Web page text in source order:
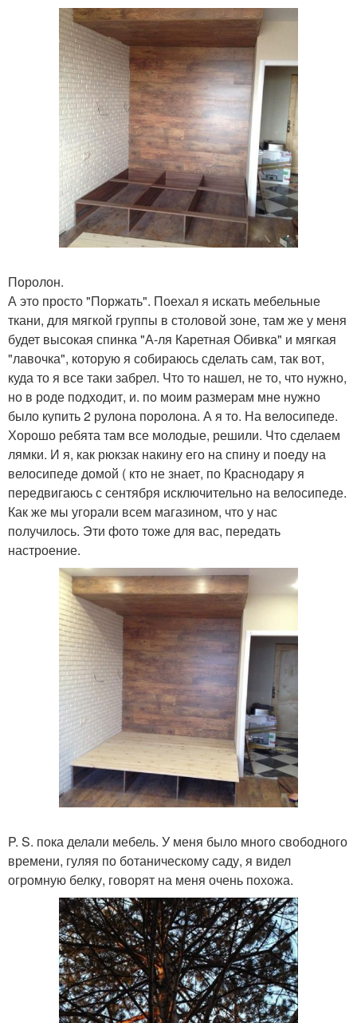
Поролон.
А это просто "Поржать". Поехал я искать мебельные
ткани, для мягкой группы в столовой зоне, там же у меня
будет высокая спинка "А-ля Каретная Обивка" и мягкая
"лавочка", которую я собираюсь сделать сам, так вот,
куда то я все таки забрел. Что то нашел, не то, что нужно,
но в роде подходит, и. по моим размерам мне нужно
было купить 2 рулона поролона. А я то. На велосипеде.
Хорошо ребята там все молодые, решили. Что сделаем
лямки. И я, как рюкзак накину его на спину и поеду на
велосипеде домой ( кто не знает, по Краснодару я
передвигаюсь с сентября исключительно на велосипеде.
Как же мы угорали всем магазином, что у нас
получилось. Эти фото тоже для вас, передать
настроение.
P. S. пока делали мебель. У меня было много свободного
времени, гуляя по ботаническому саду, я видел
огромную белку, говорят на меня очень похожа.